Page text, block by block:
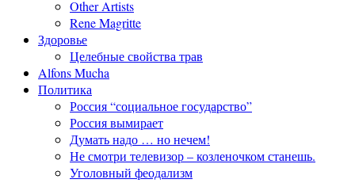
Other Artists
Rene Magritte
Здоровье
Целебные свойства трав
Alfons Mucha
Политика
Россия “социальное государство”
Россия вымирает
Думать надо … но нечем!
Не смотри телевизор – козленочком станешь.
Уголовный феодализм